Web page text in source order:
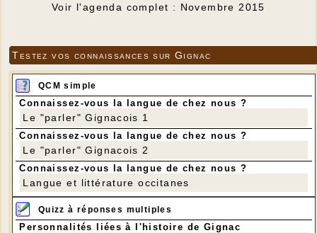
Voir l'agenda complet : Novembre 2015
Testez vos connaissances sur Gignac
QCM simple
Connaissez-vous la langue de chez nous ?
Le "parler" Gignacois 1
Connaissez-vous la langue de chez nous ?
Le "parler" Gignacois 2
Connaissez-vous la langue de chez nous ?
Langue et littérature occitanes
Quizz à réponses multiples
Personnalités liées à l'histoire de Gignac